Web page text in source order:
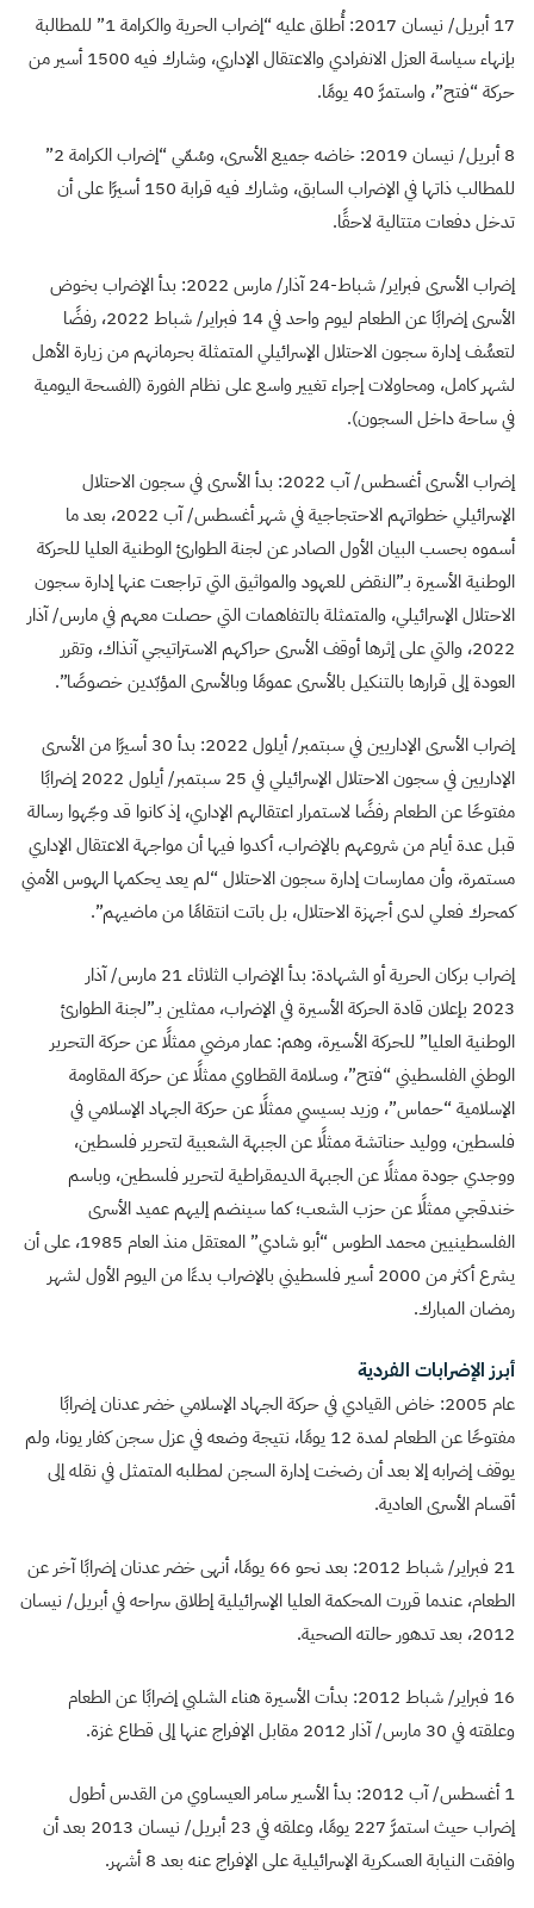
17 أبريل/ نيسان 2017: أُطلق عليه “إضراب الحرية والكرامة 1” للمطالبة
بإنهاء سياسة العزل الانفرادي والاعتقال الإداري، وشارك فيه 1500 أسير من
حركة “فتح”، واستمرَّ 40 يومًا.
8 أبريل/ نيسان 2019: خاضه جميع الأسرى، وسُمّي “إضراب الكرامة 2”
للمطالب ذاتها في الإضراب السابق، وشارك فيه قرابة 150 أسيرًا على أن
تدخل دفعات متتالية لاحقًا.
إضراب الأسرى فبراير/ شباط-24 آذار/ مارس 2022: بدأ الإضراب بخوض
الأسرى إضرابًا عن الطعام ليوم واحد في 14 فبراير/ شباط 2022، رفضًا
لتعسُّف إدارة سجون الاحتلال الإسرائيلي المتمثلة بحرمانهم من زيارة الأهل
لشهر كامل، ومحاولات إجراء تغيير واسع على نظام الفورة (الفسحة اليومية
في ساحة داخل السجون).
إضراب الأسرى أغسطس/ آب 2022: بدأ الأسرى في سجون الاحتلال
الإسرائيلي خطواتهم الاحتجاجية في شهر أغسطس/ آب 2022، بعد ما
أسموه بحسب البيان الأول الصادر عن لجنة الطوارئ الوطنية العليا للحركة
الوطنية الأسيرة بـ”النقض للعهود والمواثيق التي تراجعت عنها إدارة سجون
الاحتلال الإسرائيلي، والمتمثلة بالتفاهمات التي حصلت معهم في مارس/ آذار
2022، والتي على إثرها أوقف الأسرى حراكهم الاستراتيجي آنذاك، وتقرر
العودة إلى قرارها بالتنكيل بالأسرى عمومًا وبالأسرى المؤبّدين خصوصًا”.
إضراب الأسرى الإداريين في سبتمبر/ أيلول 2022: بدأ 30 أسيرًا من الأسرى
الإداريين في سجون الاحتلال الإسرائيلي في 25 سبتمبر/ أيلول 2022 إضرابًا
مفتوحًا عن الطعام رفضًا لاستمرار اعتقالهم الإداري، إذ كانوا قد وجّهوا رسالة
قبل عدة أيام من شروعهم بالإضراب، أكدوا فيها أن مواجهة الاعتقال الإداري
مستمرة، وأن ممارسات إدارة سجون الاحتلال “لم يعد يحكمها الهوس الأمني
كمحرك فعلي لدى أجهزة الاحتلال، بل باتت انتقامًا من ماضيهم”.
إضراب بركان الحرية أو الشهادة: بدأ الإضراب الثلاثاء 21 مارس/ آذار
2023 بإعلان قادة الحركة الأسيرة في الإضراب، ممثلين بـ”لجنة الطوارئ
الوطنية العليا” للحركة الأسيرة، وهم: عمار مرضي ممثلًا عن حركة التحرير
الوطني الفلسطيني “فتح”، وسلامة القطاوي ممثلًا عن حركة المقاومة
الإسلامية “حماس”، وزيد بسيسي ممثلًا عن حركة الجهاد الإسلامي في
فلسطين، ووليد حناتشة ممثلًا عن الجبهة الشعبية لتحرير فلسطين،
ووجدي جودة ممثلًا عن الجبهة الديمقراطية لتحرير فلسطين، وباسم
خندقجي ممثلًا عن حزب الشعب؛ كما سينضم إليهم عميد الأسرى
الفلسطينيين محمد الطوس “أبو شادي” المعتقل منذ العام 1985، على أن
يشرع أكثر من 2000 أسير فلسطيني بالإضراب بدءًا من اليوم الأول لشهر
رمضان المبارك.
أبرز الإضرابات الفردية
عام 2005: خاض القيادي في حركة الجهاد الإسلامي خضر عدنان إضرابًا
مفتوحًا عن الطعام لمدة 12 يومًا، نتيجة وضعه في عزل سجن كفار يونا، ولم
يوقف إضرابه إلا بعد أن رضخت إدارة السجن لمطلبه المتمثل في نقله إلى
أقسام الأسرى العادية.
21 فبراير/ شباط 2012: بعد نحو 66 يومًا، أنهى خضر عدنان إضرابًا آخر عن
الطعام، عندما قررت المحكمة العليا الإسرائيلية إطلاق سراحه في أبريل/ نيسان
2012، بعد تدهور حالته الصحية.
16 فبراير/ شباط 2012: بدأت الأسيرة هناء الشلبي إضرابًا عن الطعام
وعلقته في 30 مارس/ آذار 2012 مقابل الإفراج عنها إلى قطاع غزة.
1 أغسطس/ آب 2012: بدأ الأسير سامر العيساوي من القدس أطول
إضراب حيث استمرَّ 227 يومًا، وعلقه في 23 أبريل/ نيسان 2013 بعد أن
وافقت النيابة العسكرية الإسرائيلية على الإفراج عنه بعد 8 أشهر.